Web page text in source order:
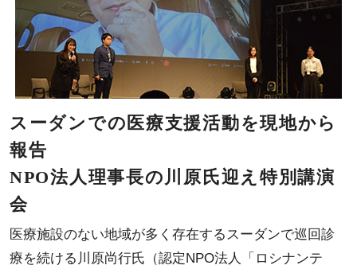
スーダンでの医療支援活動を現地から
報告
NPO法人理事長の川原氏迎え特別講演
会
医療施設のない地域が多く存在するスーダンで巡回診
療を続ける川原尚行氏（認定NPO法人「ロシナンテ